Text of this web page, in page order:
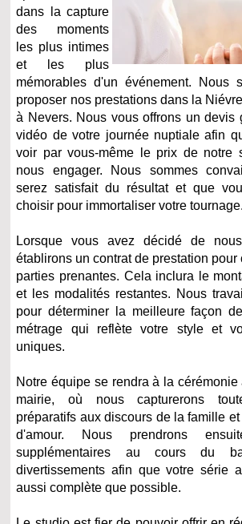
dans la capture
des moments
les plus intimes
et les plus
mémorables d'un événement. Nous
proposer nos prestations dans la
à Nevers. Nous vous offrons un devis
vidéo de votre journée nuptiale afin
voir par vous-même le prix de notre
nous engager. Nous sommes
serez satisfait du résultat et que
choisir pour immortaliser votre tournage.
Lorsque vous avez décidé de
établirons un contrat de prestation pour
parties prenantes. Cela inclura le
et les modalités restantes. Nous
pour déterminer la meilleure façon
métrage qui reflète votre style et
uniques.
Notre équipe se rendra à la cérémonie
mairie, où nous capturerons
préparatifs aux discours de la famille
d'amour. Nous prendrons
supplémentaires au cours du
divertissements afin que votre série
aussi complète que possible.